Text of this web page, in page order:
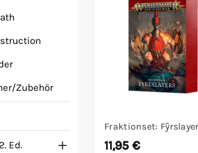
Fraktionset: Fŷrslayer
11,95 €
Zubehör
Ed.